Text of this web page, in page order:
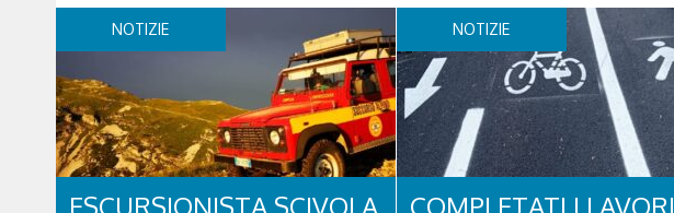
NOTIZIE
ESCURSIONISTA SCIVOLA
NOTIZIE
COMPLETATI I LAVORI